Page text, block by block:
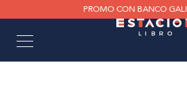
PROMO CON BANCO